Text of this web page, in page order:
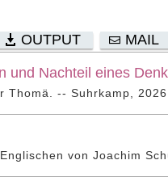
OUTPUT MAIL
und Nachteil eines
Thomä. -- Suhrkamp,
von Joachim